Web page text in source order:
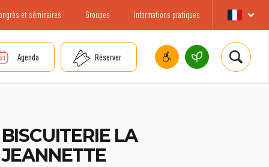
et séminaires Groupes Informations pratiques
Agenda Réserver
BISCUITERIE LA
JEANNETTE